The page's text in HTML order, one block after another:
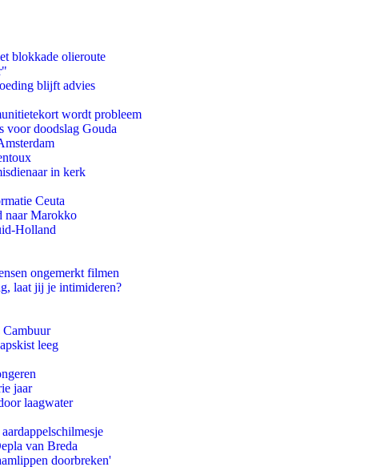
blokkade olieroute
blijft advies
wordt probleem
voor doodslag Gouda
in kerk
Ceuta
naar Marokko
Holland
ongemerkt filmen
laat jij je intimideren?
Cambuur
leeg
jaar
laagwater
van Breda
doorbreken'